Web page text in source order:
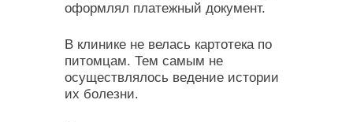
оформлял платежный документ.
В клинике не велась картотека по
питомцам. Тем самым не
осуществлялось ведение истории
их болезни.